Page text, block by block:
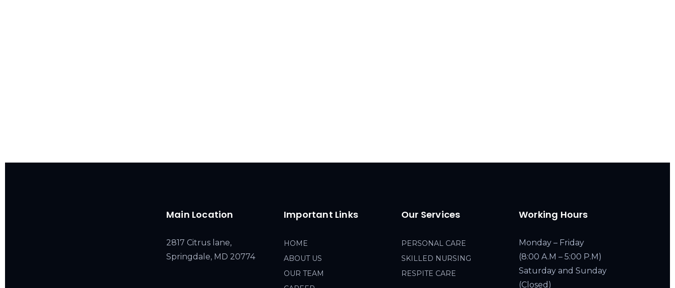
Main Location
2817 Citrus lane,
Springdale, MD 20774
Important Links
HOME
ABOUT US
OUR TEAM
Our Services
PERSONAL CARE
SKILLED NURSING
RESPITE CARE
Working Hours
Monday – Friday
(8:00 A.M – 5:00 P.M)
Saturday and Sunday
(Closed)